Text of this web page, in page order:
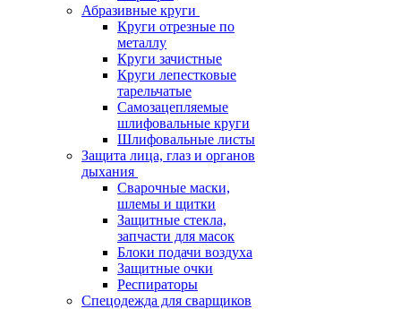
Абразивные круги
Круги отрезные по
металлу
Круги зачистные
Круги лепестковые
тарельчатые
Самозацепляемые
шлифовальные круги
Шлифовальные листы
Защита лица, глаз и органов
дыхания
Сварочные маски,
шлемы и щитки
Защитные стекла,
запчасти для масок
Блоки подачи воздуха
Защитные очки
Респираторы
Спецодежда для сварщиков